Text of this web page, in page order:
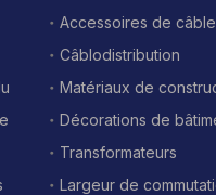
Accessoires de câble
Câblodistribution
Matériaux de
Décorations de
Transformateurs
Largeur de